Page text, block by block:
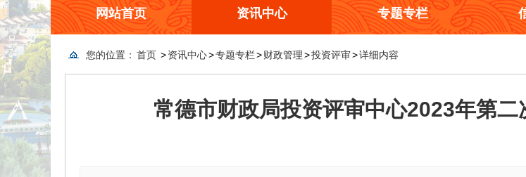
网站首页 资讯中心 专题专栏
您的位置： 首页 >资讯中心>专题专栏>财政管理>投资评审>详细内容
常德市财政局投资评审中心2023年第